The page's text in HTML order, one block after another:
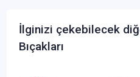
İlginizi çekebilecek
Bıçakları